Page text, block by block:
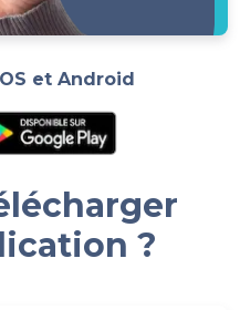
et Android
?